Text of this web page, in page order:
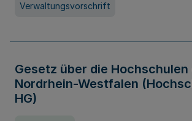
Verwaltungsvorschrift
Gesetz über die Hochschulen
Nordrhein-Westfalen
HG)